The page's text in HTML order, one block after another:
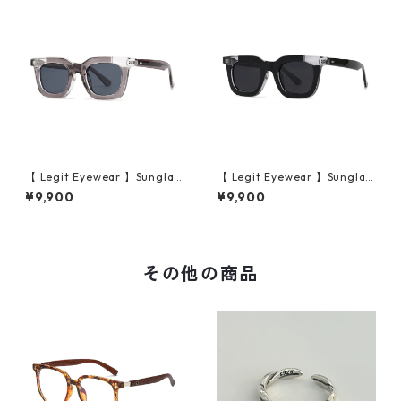
【 Legit Eyewear 】Sunglas
ses Konoe (Clear Grey/Gre
y)
¥9,900
【 Legit Eyewear 】Sunglas
ses Konoe (Black Clear/Gre
y)
¥9,900
その他の商品